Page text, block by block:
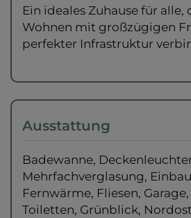
Ein ideales Zuhause für alle,
Wohnen mit großzügigen
perfekter Infrastruktur
Ausstattung
Badewanne
Mehrfachverglasung
Fernwärme Fliesen Garage
Toiletten Grünblick